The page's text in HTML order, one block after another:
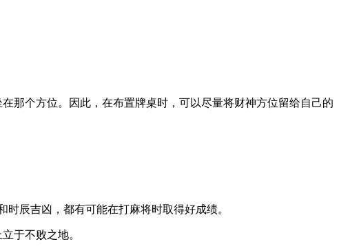
那个方位。因此，在布置牌桌时，可以尽量将财神方位留给自己的
辰吉凶，都有可能在打麻将时取得好成绩。
于不败之地。